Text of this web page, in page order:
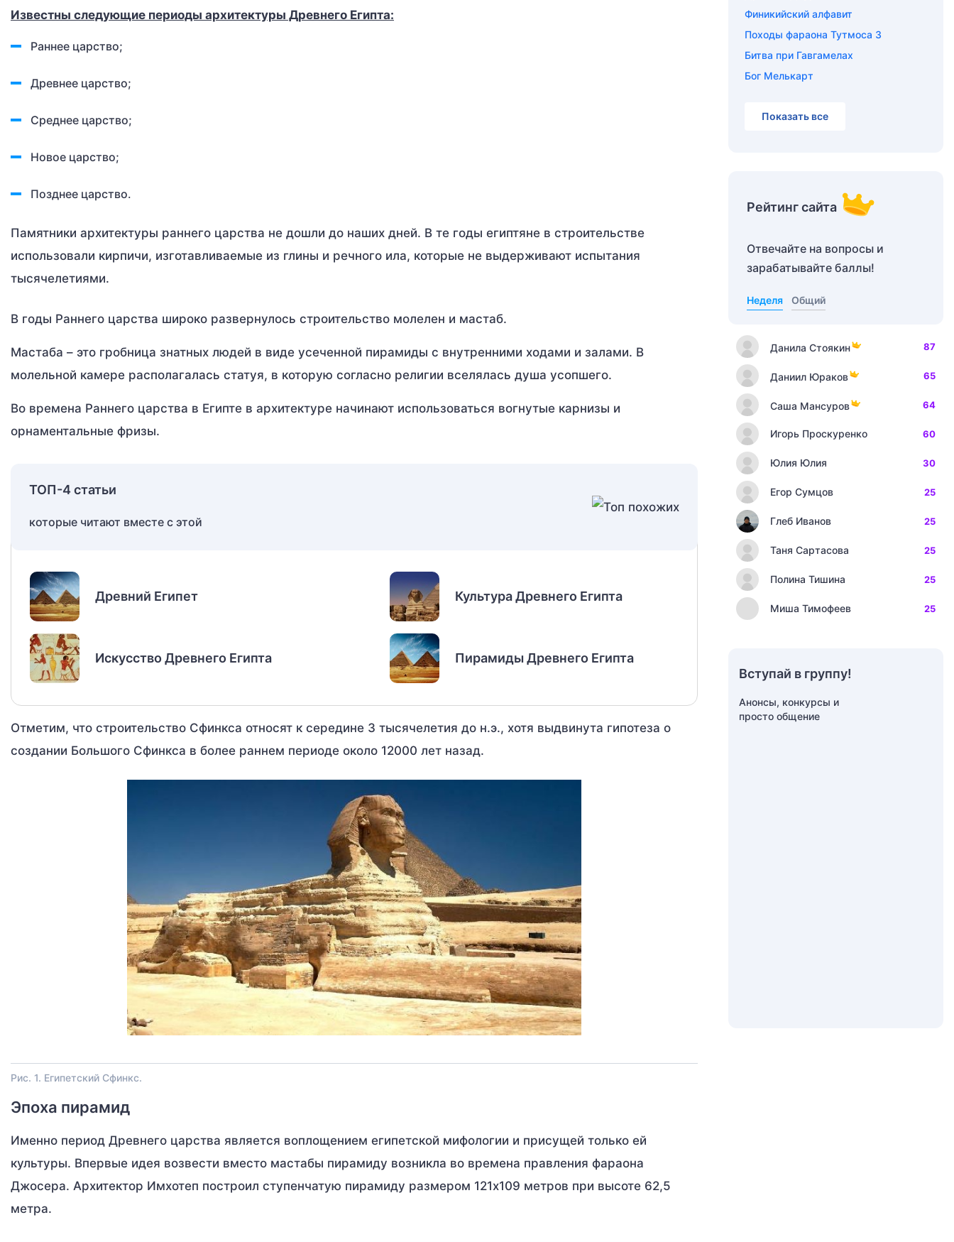
Известны следующие периоды архитектуры Древнего Египта:
Раннее царство;
Древнее царство;
Среднее царство;
Новое царство;
Позднее царство.
Памятники архитектуры раннего царства не дошли до наших дней. В те годы египтяне в строительстве
использовали кирпичи, изготавливаемые из глины и речного ила, которые не выдерживают испытания
тысячелетиями.
В годы Раннего царства широко развернулось строительство молелен и мастаб.
Мастаба – это гробница знатных людей в виде усеченной пирамиды с внутренними ходами и залами. В
молельной камере располагалась статуя, в которую согласно религии вселялась душа усопшего.
Во времена Раннего царства в Египте в архитектуре начинают использоваться вогнутые карнизы и
орнаментальные фризы.
ТОП-4 статьи
которые читают вместе с этой
Древний Египет Культура Древнего Египта
Искусство Древнего Египта Пирамиды Древнего Египта
Отметим, что строительство Сфинкса относят к середине 3 тысячелетия до н.э., хотя выдвинута гипотеза о
создании Большого Сфинкса в более раннем периоде около 12000 лет назад.
Рис. 1. Египетский Сфинкс.
Эпоха пирамид
Именно период Древнего царства является воплощением египетской мифологии и присущей только ей
культуры. Впервые идея возвести вместо мастабы пирамиду возникла во времена правления фараона
Джосера. Архитектор Имхотеп построил ступенчатую пирамиду размером 121х109 метров при высоте 62,5
метра.
Финикийский алфавит
Походы фараона Тутмоса 3
Битва при Гавгамелах
Бог Мелькарт
Показать все
Рейтинг сайта
Отвечайте на вопросы и
зарабатывайте баллы!
Неделя Общий
Данила Стоякин 87
Даниил Юраков 65
Саша Мансуров 64
Игорь Проскуренко 60
Юлия Юлия 30
Егор Сумцов 25
Глеб Иванов 25
Таня Сартасова 25
Полина Тишина 25
Миша Тимофеев 25
Вступай в группу!
Анонсы, конкурсы и
просто общение